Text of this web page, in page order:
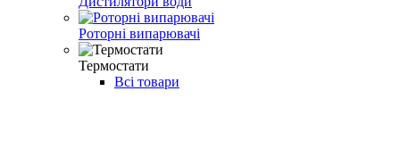
Роторні випарювачі
Термостати
Всі товари